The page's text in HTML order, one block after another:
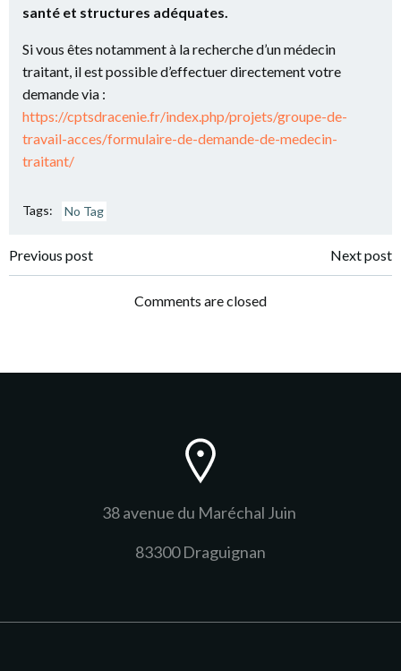
santé et structures adéquates.
Si vous êtes notamment à la recherche d’un médecin
traitant, il est possible d’effectuer directement votre
demande via :
https://cptsdracenie.fr/index.php/projets/groupe-de-
travail-acces/formulaire-de-demande-de-medecin-
traitant/
Tags: No Tag
Post
navigation
Previous post
navigation
Next post
Comments are closed
38 avenue du Maréchal Juin
83300 Draguignan